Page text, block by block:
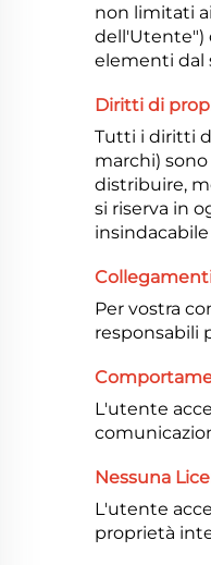
non limitati
dell'Utente")
elementi dal
Diritti di
Tutti i diritti
marchi)
distribuire,
si riserva in
Per vostra
responsabili
L'utente
Nessuna
L'utente
proprietà